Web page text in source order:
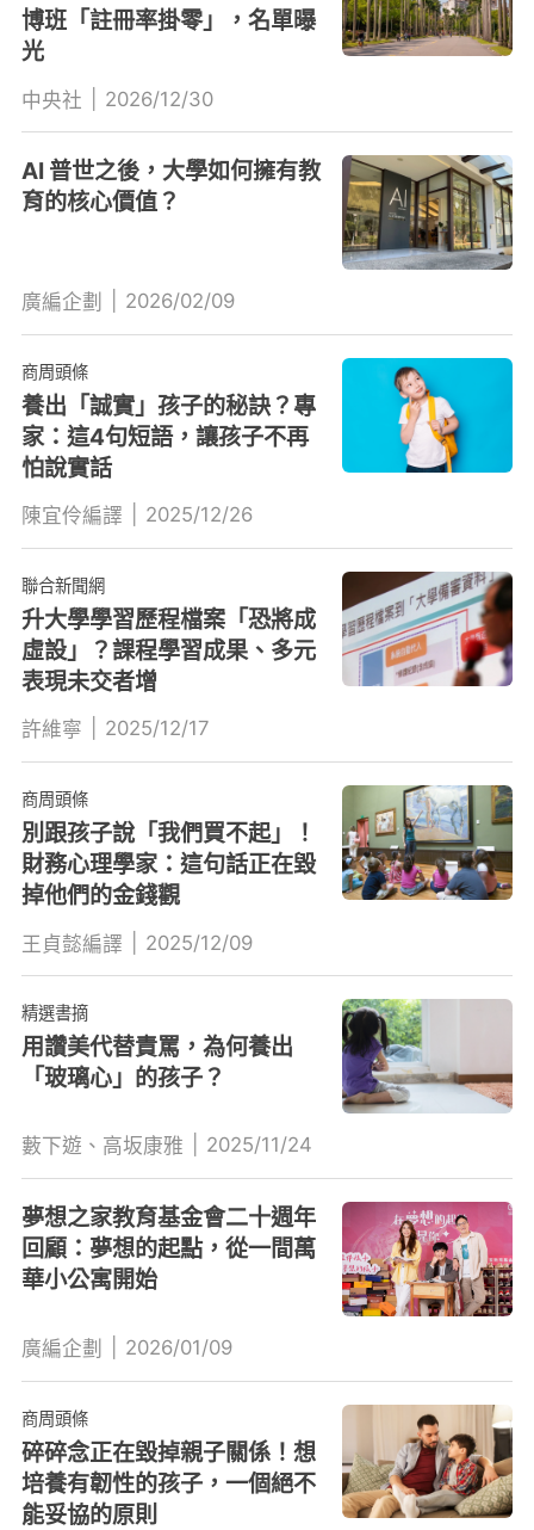
博班「註冊率掛零」，名單曝
光
中央社 2026/12/30
AI 普世之後，大學如何擁有教
育的核心價值？
廣編企劃 2026/02/09
商周頭條
養出「誠實」孩子的秘訣？專
家：這4句短語，讓孩子不再
怕說實話
陳宜伶編譯 2025/12/26
聯合新聞網
升大學學習歷程檔案「恐將成
虛設」？課程學習成果、多元
表現未交者增
許維寧 2025/12/17
商周頭條
別跟孩子說「我們買不起」！
財務心理學家：這句話正在毀
掉他們的金錢觀
王貞懿編譯 2025/12/09
精選書摘
用讚美代替責罵，為何養出
「玻璃心」的孩子？
藪下遊、高坂康雅 2025/11/24
夢想之家教育基金會二十週年
回顧：夢想的起點，從一間萬
華小公寓開始
廣編企劃 2026/01/09
商周頭條
碎碎念正在毀掉親子關係！想
培養有韌性的孩子，一個絕不
能妥協的原則